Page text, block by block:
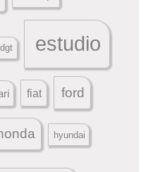
dgt estudio
fiat ford
hyundai